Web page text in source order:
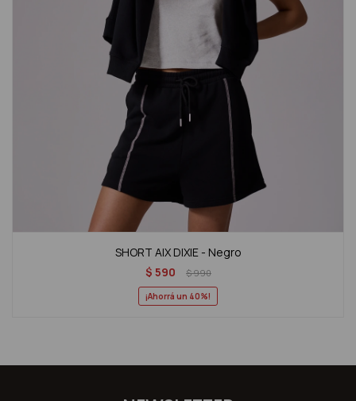
SHORT AIX DIXIE - Negro
$ 590 $990
40